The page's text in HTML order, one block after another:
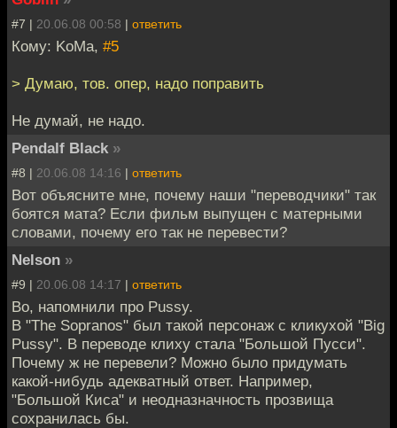
#7 | 20.06.08 00:58 | ответить
Кому: KoMa, #5
> Думаю, тов. опер, надо поправить
Не думай, не надо.
Pendalf Black »
#8 | 20.06.08 14:16 | ответить
Вот объясните мне, почему наши "переводчики" так
боятся мата? Если фильм выпущен с матерными
словами, почему его так не перевести?
Nelson »
#9 | 20.06.08 14:17 | ответить
Во, напомнили про Pussy.
В "The Sopranos" был такой персонаж с кликухой "Big
Pussy". В переводе клиху стала "Большой Пусси".
Почему ж не перевели? Можно было придумать
какой-нибудь адекватный ответ. Например,
"Большой Киса" и неодназначность прозвища
сохранилась бы.